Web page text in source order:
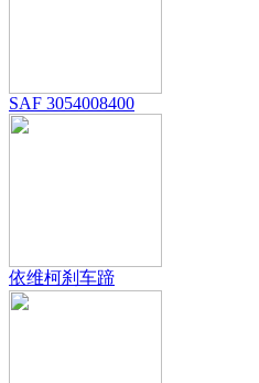
SAF 3054008400
依维柯刹车蹄